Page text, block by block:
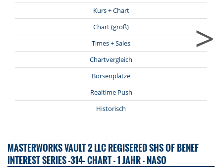
Kurs + Chart
Chart (groß)
Times + Sales
Chartvergleich
Börsenplätze
Realtime Push
Historisch
>
MASTERWORKS VAULT 2 LLC REGISERED SHS OF BENEF
INTEREST SERIES -314- CHART - 1 JAHR - NASO